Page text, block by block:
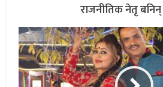
राजनीतिक नेतृ